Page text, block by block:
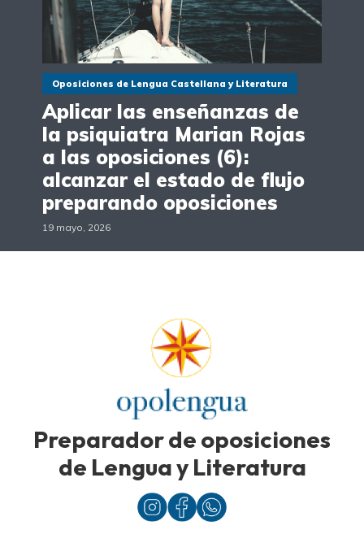
Oposiciones de Lengua Castellana y Literatura
Aplicar las enseñanzas de
la psiquiatra Marian Rojas
a las oposiciones (6):
alcanzar el estado de flujo
preparando oposiciones
19 mayo, 2026
Preparador de oposiciones
de Lengua y Literatura